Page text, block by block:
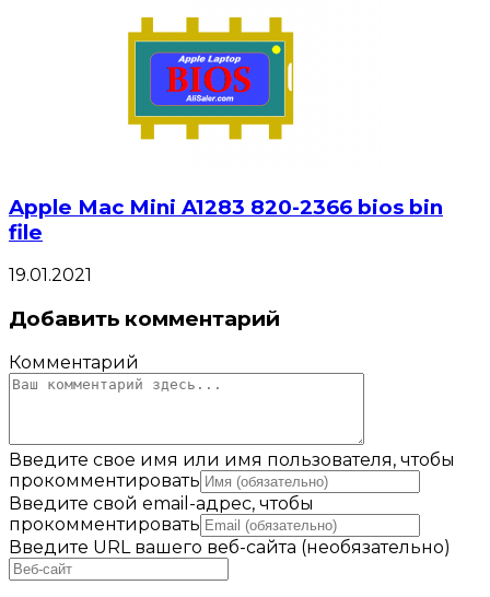
Apple Mac Mini A1283 820-2366 bios bin
file
19.01.2021
Добавить комментарий
Комментарий
Введите свое имя или имя пользователя, чтобы
прокомментировать
Введите свой email-адрес, чтобы
прокомментировать
Введите URL вашего веб-сайта (необязательно)